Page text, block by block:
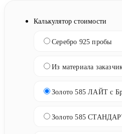
Калькулятор стоимости
Серебро 925 пробы
Из материала
Золото 585 ЛАЙТ с
Золото 585